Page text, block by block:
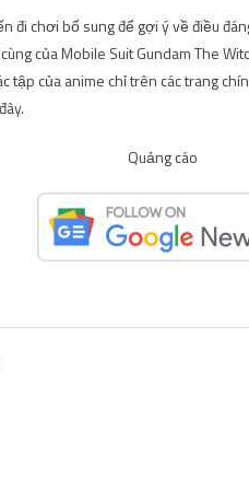
đi chơi bổ sung để gợi ý về điều
của Mobile Suit Gundam The
tập của anime chỉ trên các trang
Quảng cáo